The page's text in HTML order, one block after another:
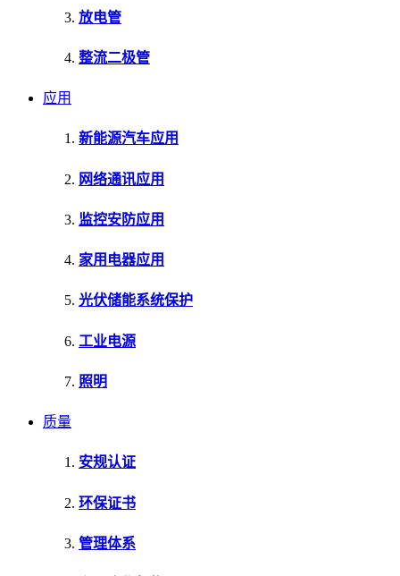
放电管
整流二极管
应用
新能源汽车应用
网络通讯应用
监控安防应用
家用电器应用
光伏储能系统保护
工业电源
照明
质量
安规认证
环保证书
管理体系